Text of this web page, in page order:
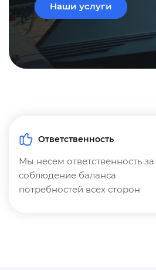
Наши услуги
Ответственность
Мы несем ответственность за
соблюдение баланса
потребностей всех сторон